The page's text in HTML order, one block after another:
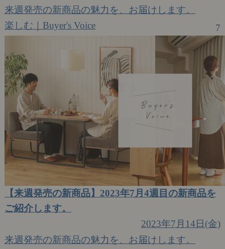
来週発売の新商品の魅力を、お届けします。
楽しむ｜Buyer's Voice
7
【来週発売の新商品】2023年7月4週目の新商品を
ご紹介します。
2023年7月14日(金)
来週発売の新商品の魅力を、お届けします。